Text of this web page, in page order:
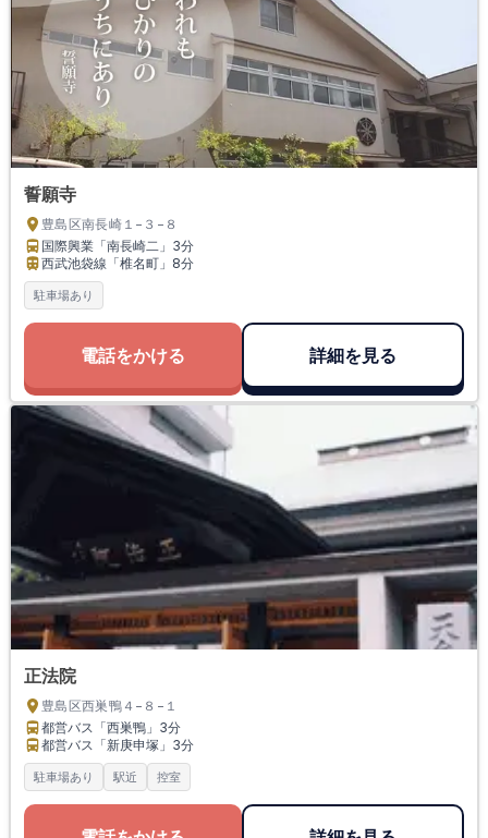
誓願寺
豊島区南長崎１−３−８
国際興業「南長崎二」 3分
西武池袋線「椎名町」 8分
駐車場あり
電話をかける 詳細を見る
正法院
豊島区西巣鴨４−８−１
都営バス「西巣鴨」 3分
都営バス「新庚申塚」 3分
駐車場あり 駅近 控室